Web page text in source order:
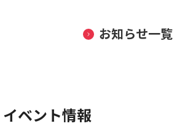
お知らせ一覧
イベント情報